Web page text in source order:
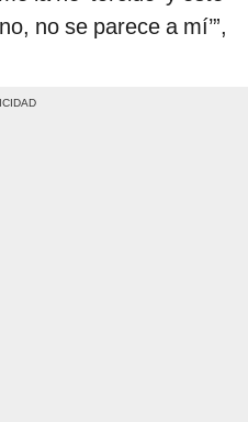
no se parece a mí’”,